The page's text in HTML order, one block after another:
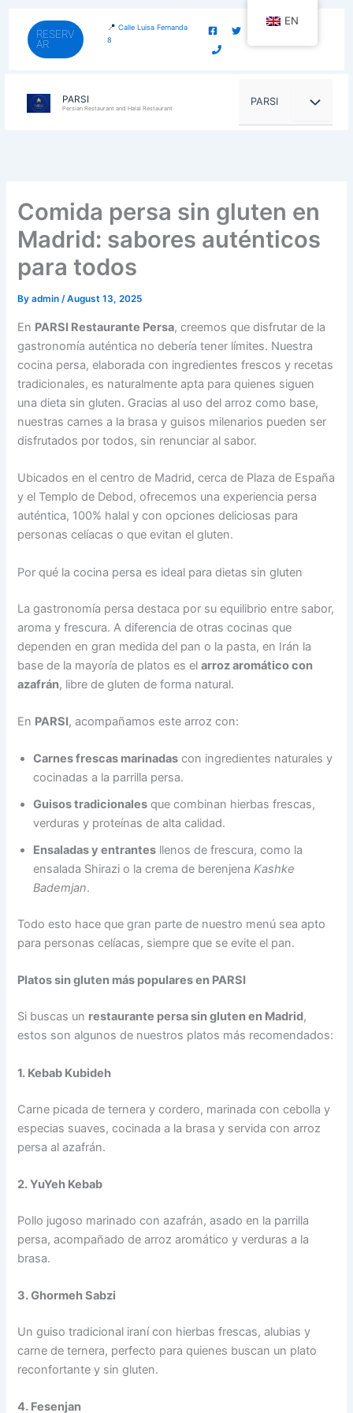
content
RESERV
AR
📍 Calle Luisa Fernanda
8
PARSI
Persian Restaurant and Halal Restaurant
PARSI
Comida persa sin gluten en
Madrid: sabores auténticos
para todos
Byadmin/August 13, 2025
En PARSI Restaurante Persa, creemos que disfrutar de la
gastronomía auténtica no debería tener límites. Nuestra
cocina persa, elaborada con ingredientes frescos y recetas
tradicionales, es naturalmente apta para quienes siguen
una dieta sin gluten. Gracias al uso del arroz como base,
nuestras carnes a la brasa y guisos milenarios pueden ser
disfrutados por todos, sin renunciar al sabor.
Ubicados en el centro de Madrid, cerca de Plaza de España
y el Templo de Debod, ofrecemos una experiencia persa
auténtica, 100% halal y con opciones deliciosas para
personas celíacas o que evitan el gluten.
Por qué la cocina persa es ideal para dietas sin gluten
La gastronomía persa destaca por su equilibrio entre sabor,
aroma y frescura. A diferencia de otras cocinas que
dependen en gran medida del pan o la pasta, en Irán la
base de la mayoría de platos es elarroz aromático con
azafrán, libre de gluten de forma natural.
En PARSI, acompañamos este arroz con:
Carnes frescas marinadas con ingredientes naturales y
cocinadas a la parrilla persa.
Guisos tradicionales que combinan hierbas frescas,
verduras y proteínas de alta calidad.
Ensaladas y entrantes llenos de frescura, como la
ensalada Shirazi o la crema de berenjenaKashke
Bademjan.
Todo esto hace que gran parte de nuestro menú sea apto
para personas celíacas, siempre que se evite el pan.
Platos sin gluten más populares en PARSI
Si buscas un restaurante persa sin gluten en Madrid,
estos son algunos de nuestros platos más recomendados:
1. Kebab Kubideh
Carne picada de ternera y cordero, marinada con cebolla y
especias suaves, cocinada a la brasa y servida con arroz
persa al azafrán.
2. YuYeh Kebab
Pollo jugoso marinado con azafrán, asado en la parrilla
persa, acompañado de arroz aromático y verduras a la
brasa.
3. Ghormeh Sabzi
Un guiso tradicional iraní con hierbas frescas, alubias y
carne de ternera, perfecto para quienes buscan un plato
reconfortante y sin gluten.
4. Fesenjan
EN